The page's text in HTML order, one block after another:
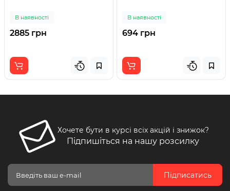
В наявності
2885 грн
В наявності
694 грн
Хочете бути в курсі всіх акцій і знижок?
Підпишіться на нашу розсилку
Підписатись